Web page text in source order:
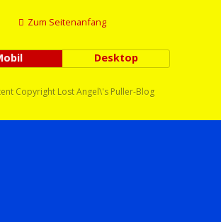
Zum Seitenanfang
Desktop
Copyright Lost Angel\'s Puller-Blog